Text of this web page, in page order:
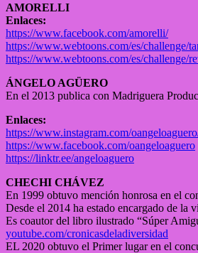
AMORELLI
Enlaces:
https://www.facebook.com/amorelli/
https://www.webtoons.com/es/challenge/
https://www.webtoons.com/es/challenge/
ÁNGELO AGÜERO
En el 2013 publica con Madriguera
Enlaces:
https://www.instagram.com/
https://www.facebook.com/oangeloaguero
https://linktr.ee/angeloaguero
CHECHI CHÁVEZ
En 1999 obtuvo mención honrosa en el
Desde el 2014 ha estado encargado de la
Es coautor del libro ilustrado “Súper
youtube.com/cronicasdeladiversidad
EL 2020 obtuvo el Primer lugar en el